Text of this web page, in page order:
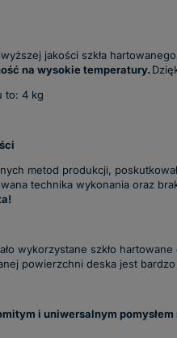
jakości szkła
na wysokie temperatury.
to: 4 kg
metod produkcji,
technika wykonania oraz
wykorzystane szkło
powierzchni deska jest
i uniwersalnym pomysłem